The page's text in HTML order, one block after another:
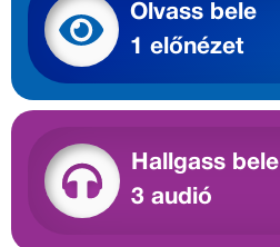
Olvass bele
1 előnézet
Hallgass bele
3 audió